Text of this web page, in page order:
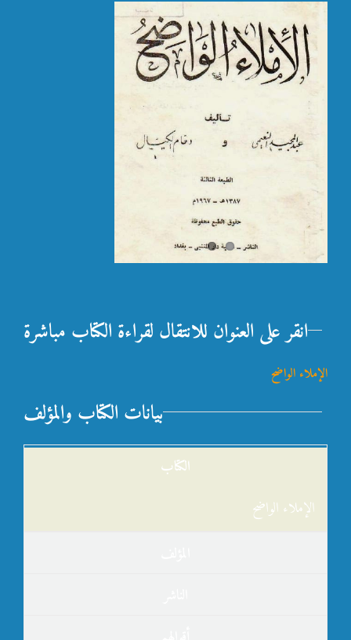
انقر على العنوان للانتقال لقراءة الكتاب مباشرة
الإملاء الواضح
بيانات الكتاب والمؤلف
الكتاب
الإملاء الواضح